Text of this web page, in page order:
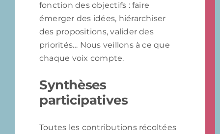
fonction des objectifs : faire
émerger des idées, hiérarchiser
des propositions, valider des
priorités… Nous veillons à ce que
chaque voix compte.
Synthèses
participatives
Toutes les contributions récoltées